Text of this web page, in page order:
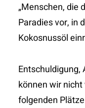
„Menschen, die
Paradies vor, in
Kokosnussöl
Entschuldigung,
können wir
folgenden